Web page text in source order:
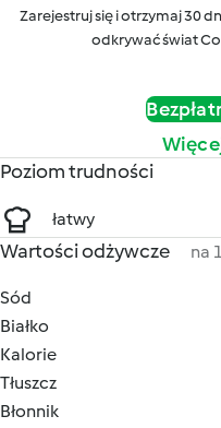
Zarejestruj się i otrzymaj 30
odkrywać świat
Poziom trudności
łatwy
Wartości odżywcze na
Sód
Białko
Kalorie
Tłuszcz
Błonnik